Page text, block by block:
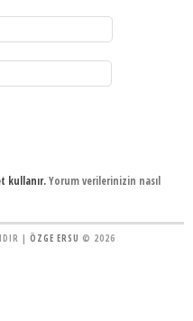
kullanır.Yorum verilerinizin nasıl
| ÖZGE ERSU © 2026